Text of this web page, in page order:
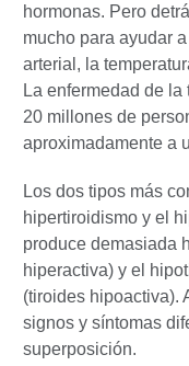
hormonas. Pero
mucho para ayudar
arterial, la
La enfermedad de
20 millones de
aproximadamente a
Los dos tipos más
hipertiroidismo y el
produce demasiada
hiperactiva) y el
(tiroides hipoactiva).
signos y síntomas
superposición.